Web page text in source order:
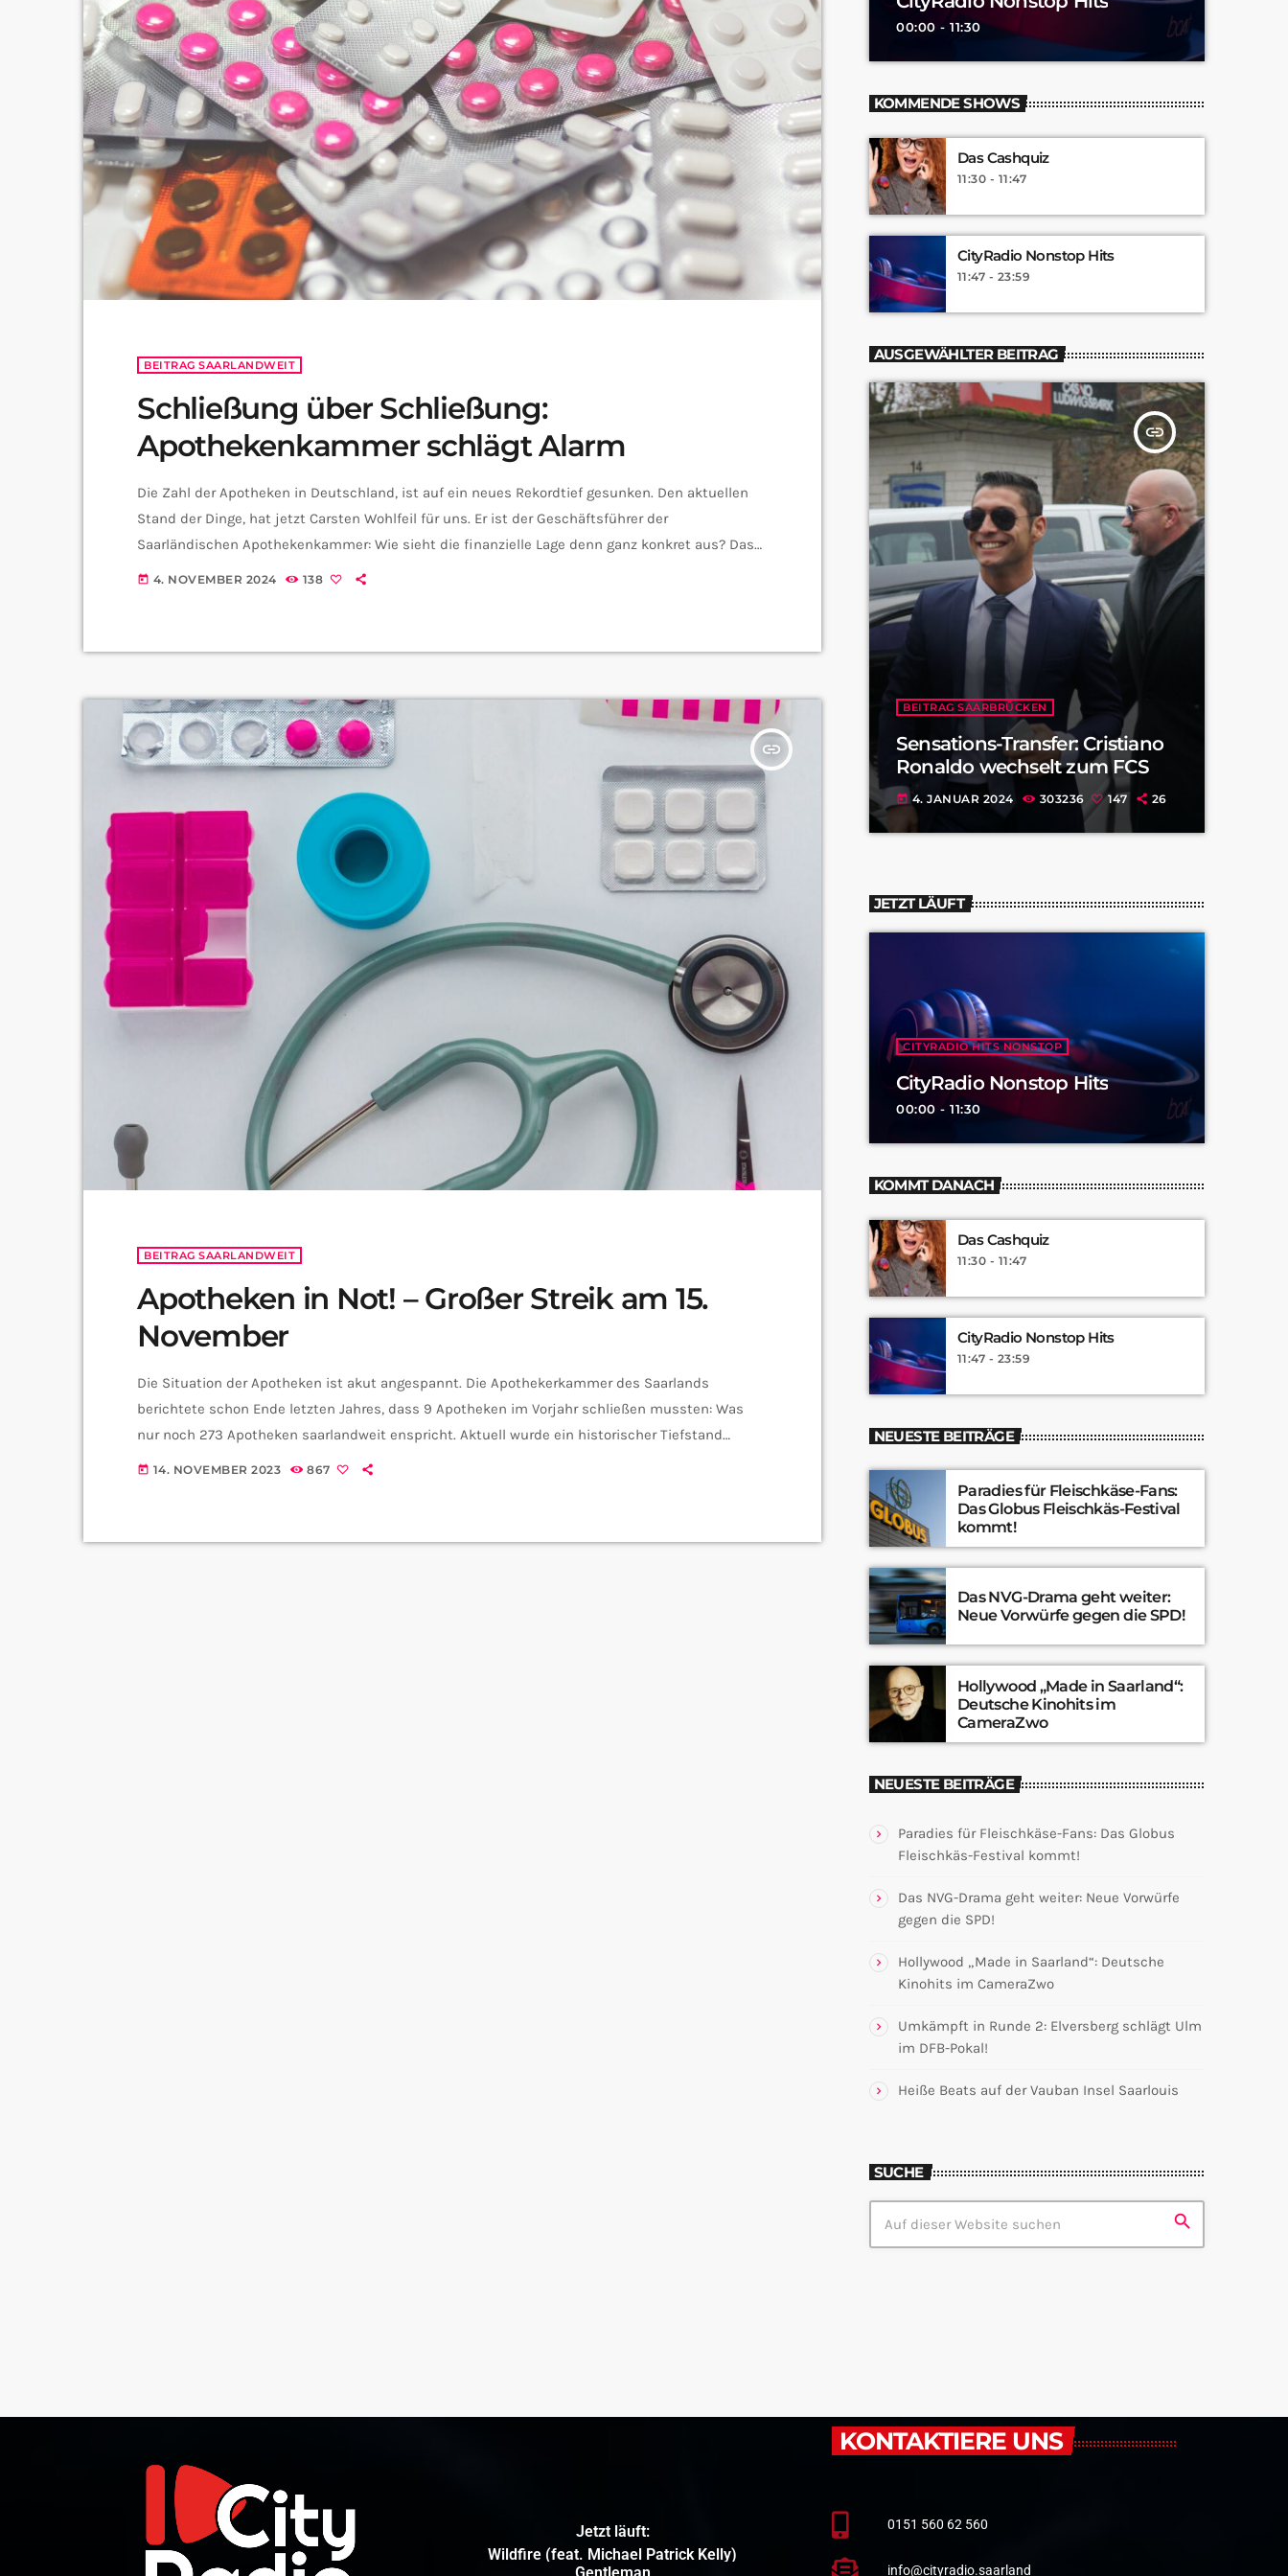
BEITRAG SAARLANDWEIT
Schließung über Schließung:
Apothekenkammer schlägt Alarm
Die Zahl der Apotheken in Deutschland, ist auf ein neues Rekordtief gesunken. Den aktuellen
Stand der Dinge, hat jetzt Carsten Wohlfeil für uns. Er ist der Geschäftsführer der
Saarländischen Apothekenkammer: Wie sieht die finanzielle Lage denn ganz konkret aus? Das
stetig ansteigende Apothekensterben, kommt also nicht von ungefähr. Wo muss man
today 4. NOVEMBER 2024 138
insert_link
BEITRAG SAARLANDWEIT
Apotheken in Not! – Großer Streik am 15.
November
Die Situation der Apotheken ist akut angespannt. Die Apothekerkammer des Saarlands
berichtete schon Ende letzten Jahres, dass 9 Apotheken im Vorjahr schließen mussten: Was
nur noch 273 Apotheken saarlandweit enspricht. Aktuell wurde ein historischer Tiefstand
erreicht! Deshalb streiken die Apotheken morgen erneut, um auf ihre gefährdete Lage
Apothekerkammer. Herr Wohlfeil, was […]
today 14. NOVEMBER 2023 867
00:00 - 11:30
KOMMENDE SHOWS
Das Cashquiz
11:30 - 11:47
CityRadio Nonstop Hits
11:47 - 23:59
AUSGEWÄHLTER BEITRAG
insert_link
BEITRAG SAARBRÜCKEN
Sensations-Transfer: Cristiano
Ronaldo wechselt zum FCS
today 4. JANUAR 2024 303236 147 26
JETZT LÄUFT
CITYRADIO HITS NONSTOP
CityRadio Nonstop Hits
00:00 - 11:30
KOMMT DANACH
Das Cashquiz
11:30 - 11:47
CityRadio Nonstop Hits
11:47 - 23:59
NEUESTE BEITRÄGE
Paradies für Fleischkäse-Fans:
Das Globus Fleischkäs-Festival
kommt!
Das NVG-Drama geht weiter:
Neue Vorwürfe gegen die SPD!
Hollywood „Made in Saarland“:
Deutsche Kinohits im
CameraZwo
NEUESTE BEITRÄGE
Paradies für Fleischkäse-Fans: Das Globus
Fleischkäs-Festival kommt!
Das NVG-Drama geht weiter: Neue Vorwürfe
gegen die SPD!
Hollywood „Made in Saarland“: Deutsche
Kinohits im CameraZwo
Umkämpft in Runde 2: Elversberg schlägt Ulm
im DFB-Pokal!
Heiße Beats auf der Vauban Insel Saarlouis
SUCHE
search
Jetzt läuft:
Wildfire (feat. Michael Patrick Kelly)
KONTAKTIERE UNS
0151 560 62 560
info@cityradio.saarland